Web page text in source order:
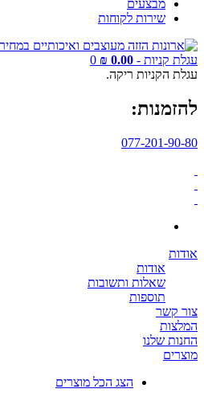
מבצעים
שירות לקוחות
עגלת קניות - 0.00 ₪
0
עגלת הקניות ריקה.
להזמנות:
077-201-90-80
אודות
אודות
שאלות ותשובות
תוספות
צור קשר
המלצות
החנות שלנו
מוצרים
הצג הכל מוצרים